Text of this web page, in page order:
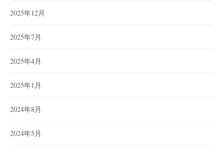
2025年12月
2025年7月
2025年4月
2025年1月
2024年8月
2024年5月